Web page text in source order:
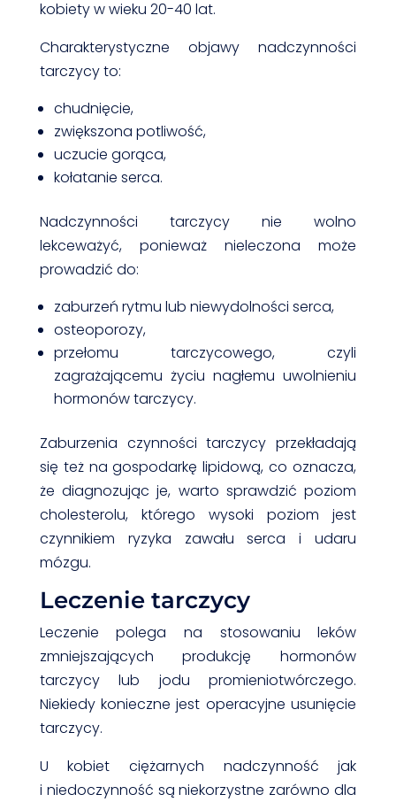
kobiety w wieku 20-40 lat.
Charakterystyczne objawy nadczynności
tarczycy to:
chudnięcie,
zwiększona potliwość,
uczucie gorąca,
kołatanie serca.
Nadczynności tarczycy nie wolno
lekceważyć, ponieważ nieleczona może
prowadzić do:
zaburzeń rytmu lub niewydolności serca,
osteoporozy,
przełomu tarczycowego, czyli
zagrażającemu życiu nagłemu uwolnieniu
hormonów tarczycy.
Zaburzenia czynności tarczycy przekładają
się też na gospodarkę lipidową, co oznacza,
że diagnozując je, warto sprawdzić poziom
cholesterolu, którego wysoki poziom jest
czynnikiem ryzyka zawału serca i udaru
mózgu.
Leczenie tarczycy
Leczenie polega na stosowaniu leków
zmniejszających produkcję hormonów
tarczycy lub jodu promieniotwórczego.
Niekiedy konieczne jest operacyjne usunięcie
tarczycy.
U kobiet ciężarnych nadczynność jak
i niedoczynność są niekorzystne zarówno dla